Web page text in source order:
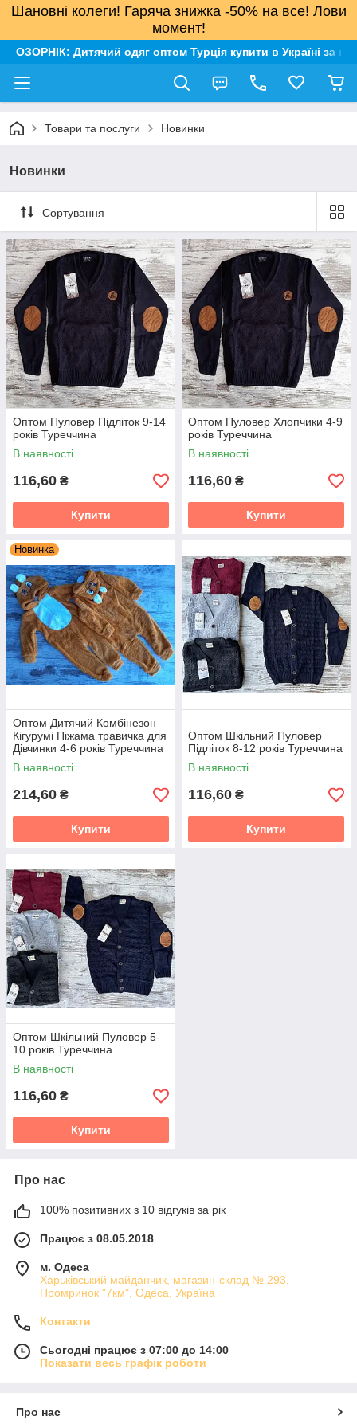
Шановні колеги! Гаряча знижка -50% на все! Лови
момент!
ОЗОРНІК: Дитячий одяг оптом Турція купити в Україні за
Товари та послуги Новинки
Новинки
Сортування
Оптом Пуловер Підліток 9-14
років Туреччина
В наявності
116,60 ₴
Купити
Оптом Пуловер Хлопчики 4-9
років Туреччина
В наявності
116,60 ₴
Купити
Новинка
Оптом Дитячий Комбінезон
Кігурумі Піжама травичка для
Дівчинки 4-6 років Туреччина
В наявності
214,60 ₴
Купити
Оптом Шкільний Пуловер
Підліток 8-12 років Туреччина
В наявності
116,60 ₴
Купити
Оптом Шкільний Пуловер 5-
10 років Туреччина
В наявності
116,60 ₴
Купити
Про нас
100% позитивних з 10 відгуків за рік
Працює з 08.05.2018
м. Одеса
Харьківський майданчик, магазин-склад № 293,
Промринок "7км", Одеса, Україна
Контакти
Сьогодні працює з 07:00 до 14:00
Показати весь графік роботи
Про нас